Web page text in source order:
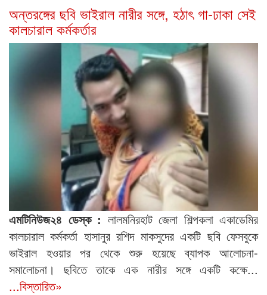
অন্তরঙ্গের ছবি ভাইরাল নারীর সঙ্গে, হঠাৎ গা-ঢাকা সেই
কালচারাল কর্মকর্তার
এমটিনিউজ২৪ ডেস্ক : লালমনিরহাট জেলা শিল্পকলা একাডেমির
কালচারাল কর্মকর্তা হাসানুর রশিদ মাকসুদের একটি ছবি ফেসবুকে
ভাইরাল হওয়ার পর থেকে শুরু হয়েছে ব্যাপক আলোচনা-
সমালোচনা। ছবিতে তাকে এক নারীর সঙ্গে একটি কক্ষে...
...বিস্তারিত»